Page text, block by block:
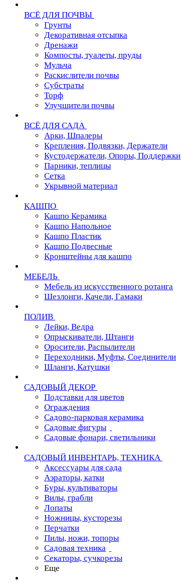
ВСЁ ДЛЯ ПОЧВЫ
Грунты
Декоративная отсыпка
Дренажи
Компосты, туалеты, пруды
Мульча
Раскислители почвы
Субстраты
Торф
Улучшители почвы
ВСЁ ДЛЯ САДА
Арки, Шпалеры
Крепления, Подвязки, Держатели
Кустодержатели, Опоры, Поддержки
Парники, теплицы
Сетка
Укрывной материал
КАШПО
Кашпо Керамика
Кашпо Напольное
Кашпо Пластик
Кашпо Подвесные
Кронштейны для кашпо
МЕБЕЛЬ
Мебель из искусственного ротанга
Шезлонги, Качели, Гамаки
ПОЛИВ
Лейки, Ведра
Опрыскиватели, Штанги
Оросители, Распылители
Переходники, Муфты, Соединители
Шланги, Катушки
САДОВЫЙ ДЕКОР
Подставки для цветов
Ограждения
Садово-парковая керамика
Садовые фигуры
Садовые фонари, светильники
САДОВЫЙ ИНВЕНТАРЬ, ТЕХНИКА
Аксессуары для сада
Аэраторы, катки
Буры, культиваторы
Вилы, грабли
Лопаты
Ножницы, кусторезы
Перчатки
Пилы, ножи, топоры
Садовая техника
Секаторы, сучкорезы
Еще